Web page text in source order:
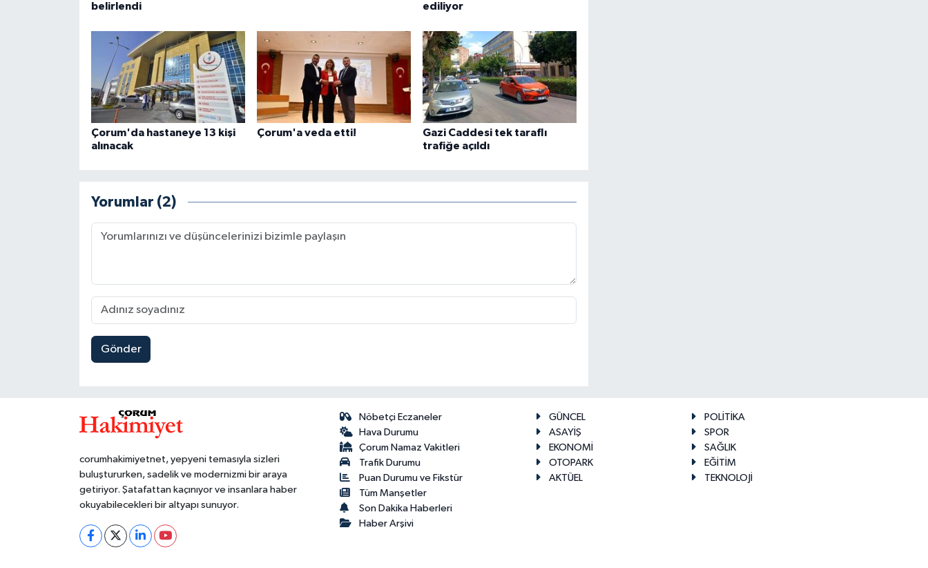
belirlendi
ediliyor
Çorum'da hastaneye 13 kişi
alınacak
Çorum'a veda etti!
Gazi Caddesi tek taraflı
trafiğe açıldı
Yorumlar (2)
Gönder
corumhakimiyetnet, yepyeni temasıyla sizleri
buluştururken, sadelik ve modernizmi bir araya
getiriyor. Şatafattan kaçınıyor ve insanlara haber
okuyabilecekleri bir altyapı sunuyor.
Nöbetçi Eczaneler
Hava Durumu
Çorum Namaz Vakitleri
Trafik Durumu
Puan Durumu ve Fikstür
Tüm Manşetler
Son Dakika Haberleri
Haber Arşivi
GÜNCEL
POLİTİKA
ASAYİŞ
SPOR
EKONOMİ
SAĞLIK
OTOPARK
EĞİTİM
AKTÜEL
TEKNOLOJİ